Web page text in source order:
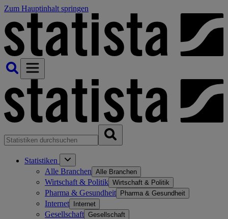
Zum Hauptinhalt springen
Statistiken
Alle Branchen Alle Branchen
Wirtschaft & Politik Wirtschaft & Politik
Pharma & Gesundheit Pharma & Gesundheit
Internet Internet
Gesellschaft Gesellschaft